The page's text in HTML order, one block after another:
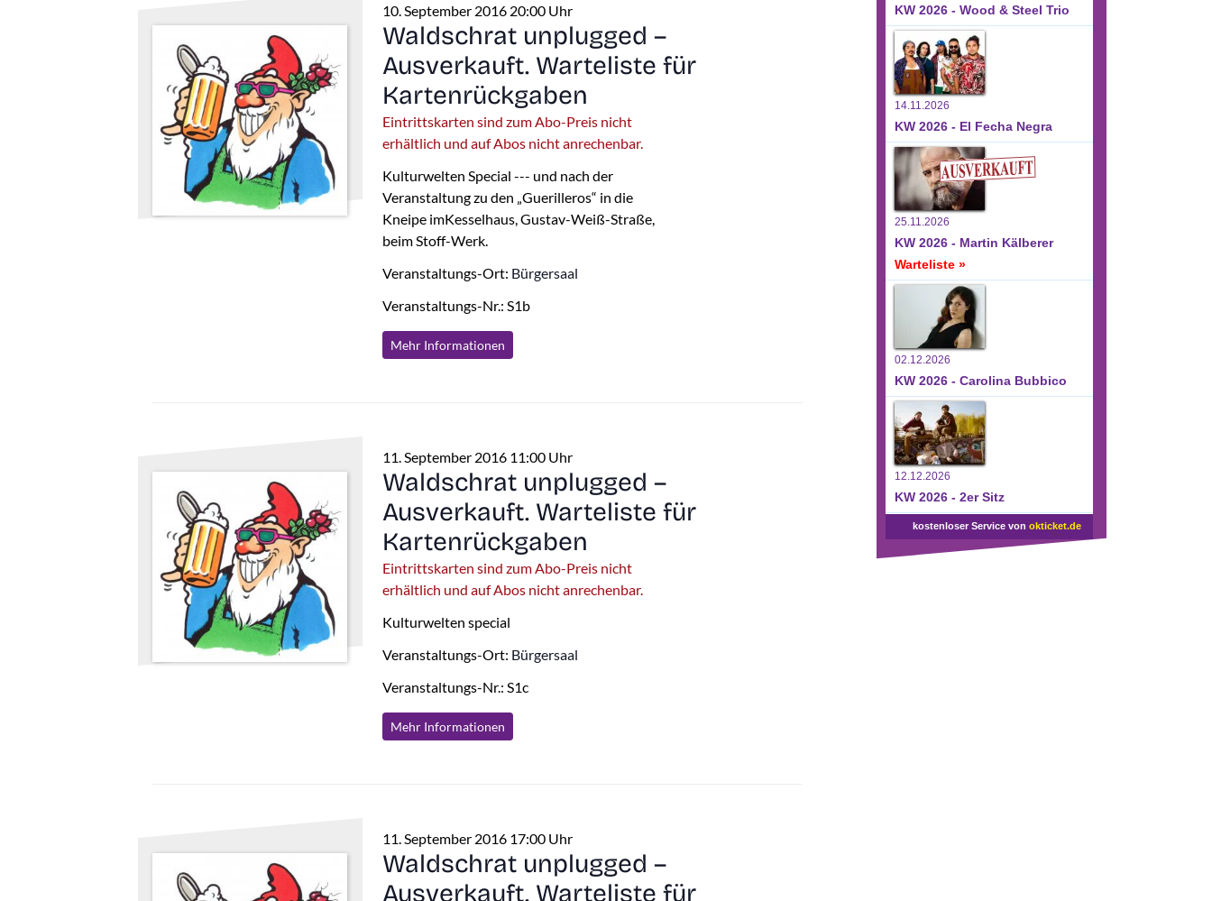
10. September 2016 20:00 Uhr
Waldschrat unplugged –
Ausverkauft. Warteliste für
Kartenrückgaben
Eintrittskarten sind zum Abo-Preis nicht
erhältlich und auf Abos nicht anrechenbar.
Kulturwelten Special --- und nach der
Veranstaltung zu den „Guerilleros“ in die
Kneipe imKesselhaus, Gustav-Weiß-Straße,
beim Stoff-Werk.
Veranstaltungs-Ort: Bürgersaal
Veranstaltungs-Nr.: S1b
Mehr Informationen
11. September 2016 11:00 Uhr
Waldschrat unplugged –
Ausverkauft. Warteliste für
Kartenrückgaben
Eintrittskarten sind zum Abo-Preis nicht
erhältlich und auf Abos nicht anrechenbar.
Kulturwelten special
Veranstaltungs-Ort: Bürgersaal
Veranstaltungs-Nr.: S1c
Mehr Informationen
11. September 2016 17:00 Uhr
Waldschrat unplugged –
Ausverkauft. Warteliste für
KW 2026 - Wood & Steel Trio
14.11.2026
KW 2026 - El Fecha Negra
25.11.2026
KW 2026 - Martin Kälberer
Warteliste »
02.12.2026
KW 2026 - Carolina Bubbico
12.12.2026
KW 2026 - 2er Sitz
kostenloser Service von okticket.de